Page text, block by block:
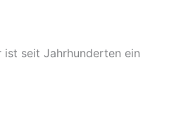
seit Jahrhunderten ein